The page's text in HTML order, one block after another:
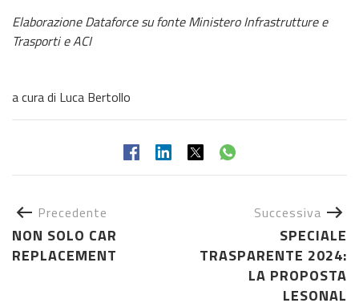
Elaborazione Dataforce su fonte Ministero Infrastrutture e
Trasporti e ACI
a cura di Luca Bertollo
Precedente
NON SOLO CAR
REPLACEMENT
Successiva
SPECIALE
TRASPARENTE 2024:
LA PROPOSTA
LESONAL